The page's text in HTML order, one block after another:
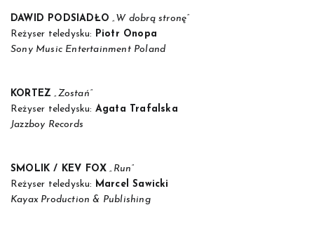
DAWID PODSIADŁO „W dobrą stronę”
Reżyser teledysku: Piotr Onopa
Sony Music Entertainment Poland
KORTEZ „Zostań”
Reżyser teledysku: Agata Trafalska
Jazzboy Records
SMOLIK / KEV FOX „Run”
Reżyser teledysku: Marcel Sawicki
Kayax Production & Publishing